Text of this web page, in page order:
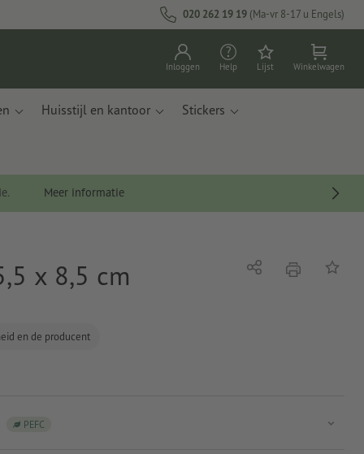
020 262 19 19 (Ma-vr 8-17 u Engels)
Inloggen Help Lijst Winkelwagen
Huisstijl en kantoor Stickers
Meer informatie
x 8,5 cm
en de producent
Delen afdrukkenOp de
PEFC